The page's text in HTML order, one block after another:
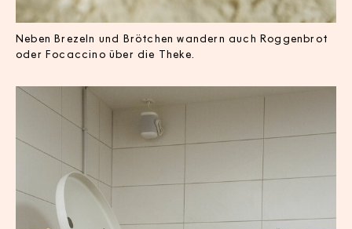
Neben Brezeln und Brötchen wandern auch Roggenbrot
oder Focaccino über die Theke.